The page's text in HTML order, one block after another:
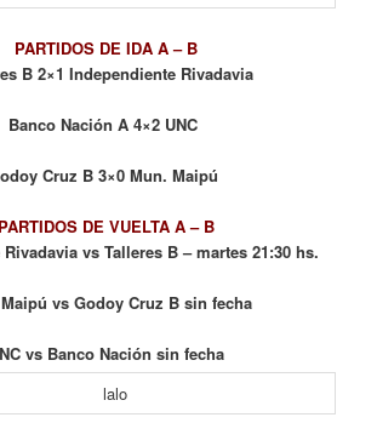
PARTIDOS DE IDA A – B
B 2×1 Independiente Rivadavia
Banco Nación A 4×2 UNC
Cruz B 3×0 Mun. Maipú
PARTIDOS DE VUELTA A – B
vs Talleres B – martes 21:30 hs.
vs Godoy Cruz B sin fecha
vs Banco Nación sin fecha